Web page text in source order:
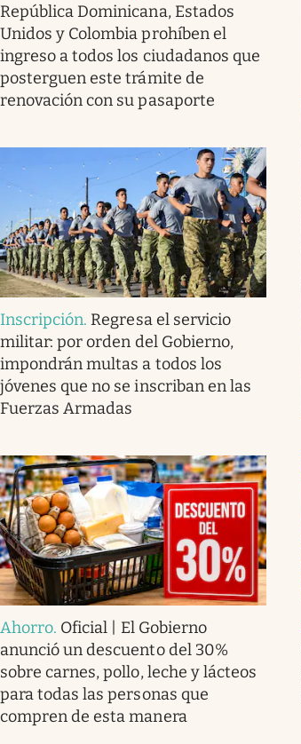
República Dominicana, Estados
Unidos y Colombia prohíben el
ingreso a todos los ciudadanos que
posterguen este trámite de
renovación con su pasaporte
Inscripción. Regresa el servicio
militar: por orden del Gobierno,
impondrán multas a todos los
jóvenes que no se inscriban en las
Fuerzas Armadas
Ahorro. Oficial | El Gobierno
anunció un descuento del 30%
sobre carnes, pollo, leche y lácteos
para todas las personas que
compren de esta manera